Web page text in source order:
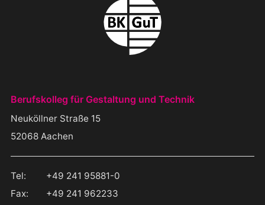
BERUFSKOLLEG FÜR GESTALTUNG
Berufskolleg für Gestaltung und Technik
Neuköllner Straße 15
52068 Aachen
Deutschland
Tel:
+49 241 95881-0
Fax:
+49 241 962233